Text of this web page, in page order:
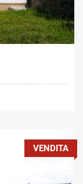
Commerciale:
VENDITA